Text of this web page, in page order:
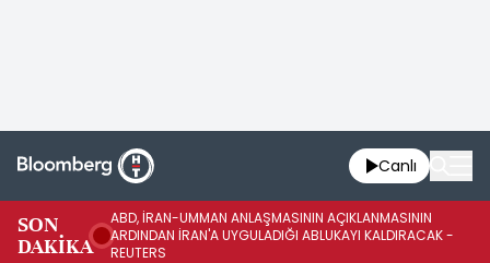
Canlı
SON
DAKİKA
ABD, İRAN-UMMAN ANLAŞMASININ AÇIKLANMASININ
ARDINDAN İRAN'A UYGULADIĞI ABLUKAYI KALDIRACAK -
REUTERS